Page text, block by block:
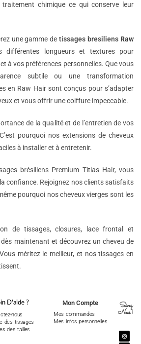
chimique ce qui conserve leur
une gamme detissages bresiliens Raw
différentes longueurs et textures pour
à vos préférences personnelles. Que vous
subtile ou une transformation
en Raw Hair sont conçus pour s’adapter
et vous offrir une coiffure impeccable.
de la qualité et de l’entretien de vos
pourquoi nos extensions de cheveux
à installer et à entretenir.
brésiliens Premium Titias Hair, vous
confiance. Rejoignez nos clients satisfaits
pourquoi nos cheveux vierges sont les
de tissages, closures, lace frontal et
maintenant et découvrez un cheveu de
méritez le meilleur, et nos tissages en
D'aide ?
nous
des tissages
des tailles
Mon Compte
Mes commandes
Mes infos personnelles
Suivez
Nous !